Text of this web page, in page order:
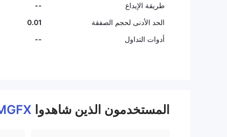
طريقة الإيداع
--
الحد الأدنى لحجم الصفقة
0.01
أدوات التداول
--
المستخدمون الذين شاهدوا